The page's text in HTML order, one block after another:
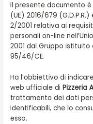
Il presente documento è
(UE) 2016/679
2/2001 relativa ai
personali on-line
2001 dal Gruppo istituito
95/46/CE.
Ha l’obbiettivo di
web ufficiale diPizzeria
trattamento dei dati
identificabili, che lo
esso.